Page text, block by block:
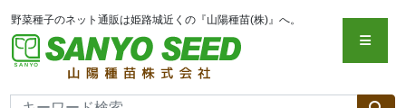
野菜種子のネット通販は姫路城近くの『山陽種苗(株)』へ。